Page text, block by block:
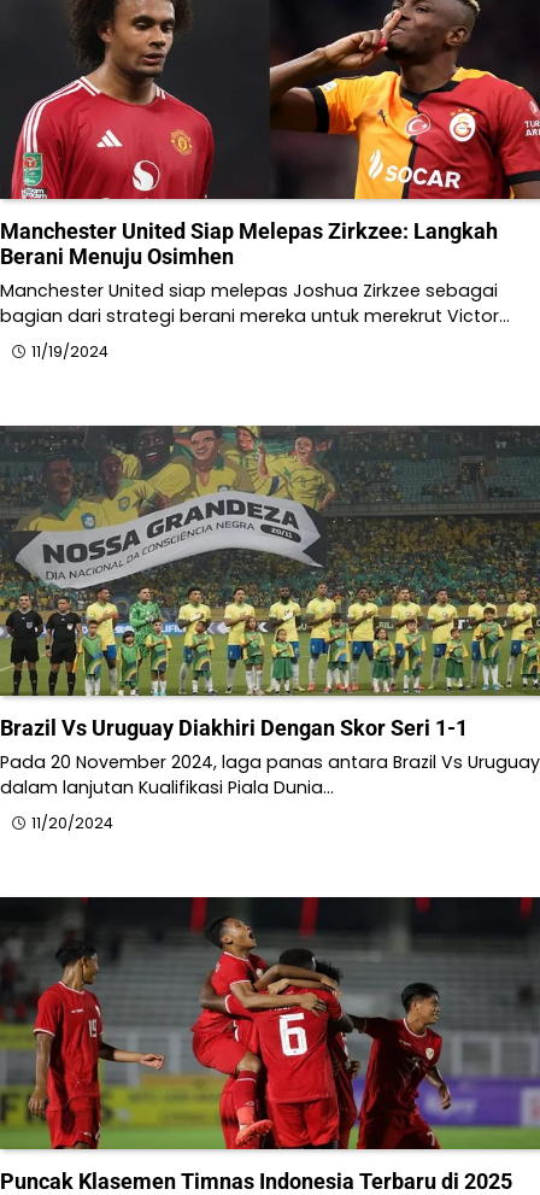
Manchester United Siap Melepas Zirkzee: Langkah
Berani Menuju Osimhen
Manchester United siap melepas Joshua Zirkzee sebagai
bagian dari strategi berani mereka untuk merekrut Victor…
11/19/2024
Brazil Vs Uruguay Diakhiri Dengan Skor Seri 1-1
Pada 20 November 2024, laga panas antara Brazil Vs Uruguay
dalam lanjutan Kualifikasi Piala Dunia…
11/20/2024
Puncak Klasemen Timnas Indonesia Terbaru di 2025